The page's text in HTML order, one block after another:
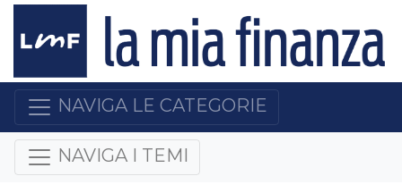
NAVIGA LE CATEGORIE
NAVIGA I TEMI